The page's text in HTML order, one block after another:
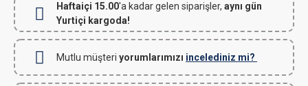
Haftaiçi 15.00'a kadar gelen siparişler, aynı gün
Yurtiçi kargoda!
Mutlu müşteri yorumlarımızı incelediniz mi?